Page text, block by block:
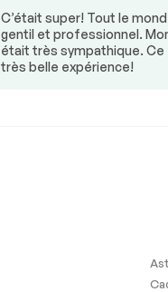
C’était super! Tout le
gentil et professionnel.
était très sympathique. Ce
très belle expérience!